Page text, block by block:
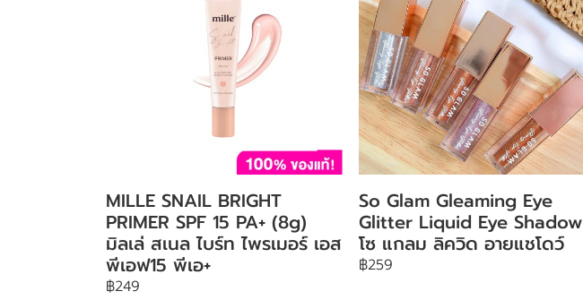
MILLE SNAIL BRIGHT
PRIMER SPF 15 PA+ (8g)
มิลเล่ สเนล ไบร์ท ไพรเมอร์ เอส
พีเอฟ15 พีเอ+
฿249
So Glam Gleaming Eye
Glitter Liquid Eye Shadow
โซ แกลม ลิควิด อายแชโดว์
฿259